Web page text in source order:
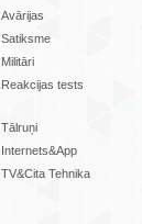
Avārijas
Satiksme
Militāri
Reakcijas tests
Tālruņi
Internets&App
TV&Cita Tehnika